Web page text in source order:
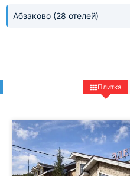
Абзаково (28 отелей)
Плитка